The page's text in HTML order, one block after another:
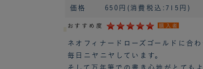
価格 650円 (消費税込:715円)
おすすめ度 購入者
ネオフィナードローズゴールドに合
毎日ニヤニヤしています。
そして万年筆での書き心地がとても